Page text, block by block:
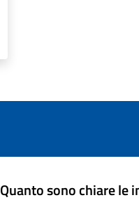
Quanto sono chiare le